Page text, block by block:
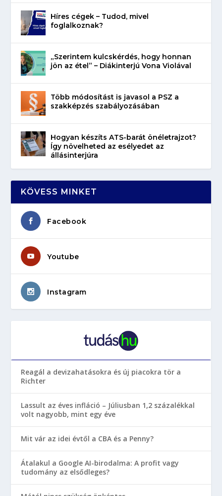
Híres cégek – Tudod, mivel
foglalkoznak?
„Szerintem kulcskérdés, hogy honnan
jön az étel” – Diákinterjú Vona Violával
Több módosítást is javasol a PSZ a
szakképzés szabályozásában
Hogyan készíts ATS-barát önéletrajzot?
Így növelheted az esélyedet az
állásinterjúra
KÖVESS MINKET
Facebook
Youtube
Instagram
Reagál a devizahatásokra és új piacokra tör a
Richter
Lassult az éves infláció – Júliusban 1,2 százalékkal
volt nagyobb, mint egy éve
Mit vár az idei évtől a CBA és a Penny?
Átalakul a Google AI-birodalma: A profit vagy
tudomány az elsődleges?